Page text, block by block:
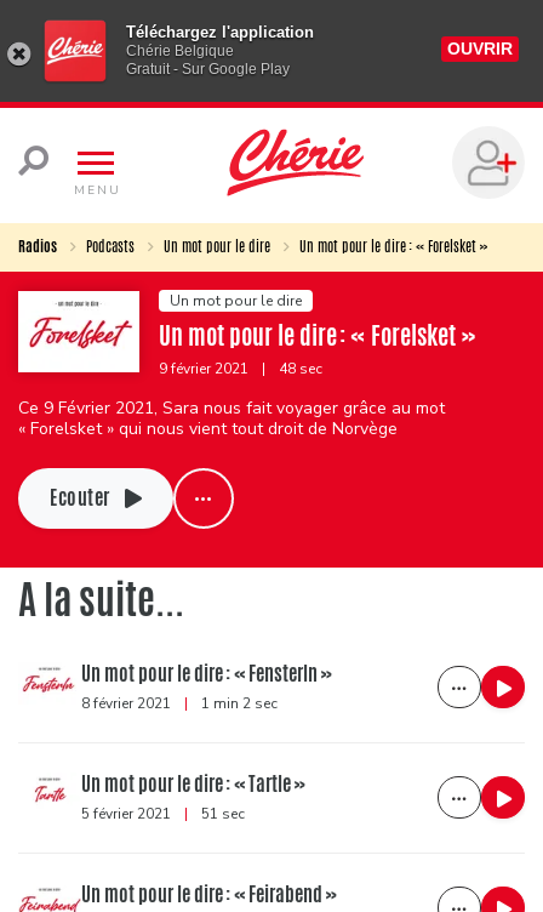
Téléchargez l'application
Chérie Belgique
Gratuit - Sur Google Play
OUVRIR
MENU
Radios Podcasts Un mot pour le dire Un mot pour le dire : « Forelsket »
Un mot pour le dire
Un mot pour le dire : « Forelsket »
9 février 2021 | 48 sec
Ce 9 Février 2021, Sara nous fait voyager grâce au mot
« Forelsket » qui nous vient tout droit de Norvège
Ecouter
A la suite...
Un mot pour le dire : « Fensterln »
8 février 2021 | 1 min 2 sec
Un mot pour le dire : « Tartle »
5 février 2021 | 51 sec
Un mot pour le dire : « Feirabend »